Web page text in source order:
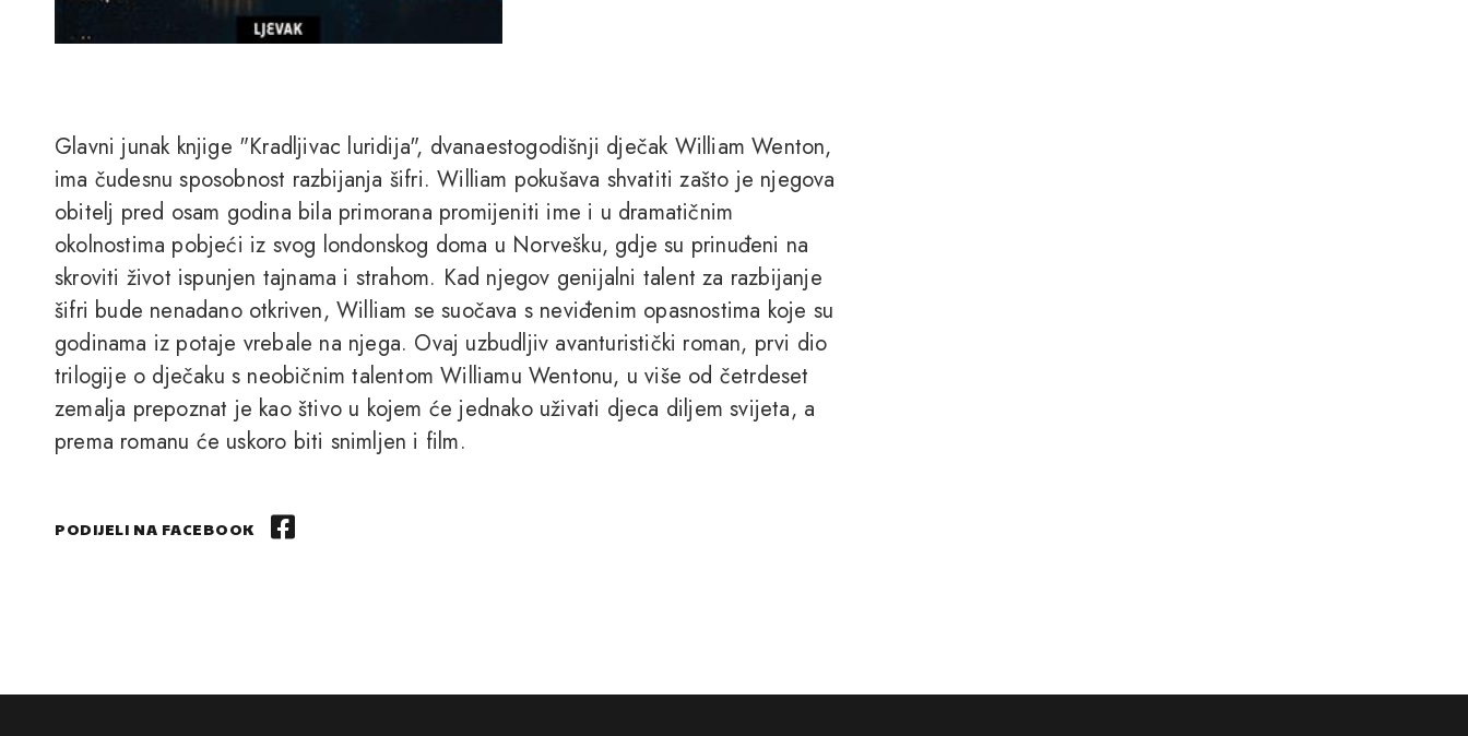
Glavni junak knjige "Kradljivac luridija", dvanaestogodišnji dječak William Wenton,
ima čudesnu sposobnost razbijanja šifri. William pokušava shvatiti zašto je njegova
obitelj pred osam godina bila primorana promijeniti ime i u dramatičnim
okolnostima pobjeći iz svog londonskog doma u Norvešku, gdje su prinuđeni na
skroviti život ispunjen tajnama i strahom. Kad njegov genijalni talent za razbijanje
šifri bude nenadano otkriven, William se suočava s neviđenim opasnostima koje su
godinama iz potaje vrebale na njega. Ovaj uzbudljiv avanturistički roman, prvi dio
trilogije o dječaku s neobičnim talentom Williamu Wentonu, u više od četrdeset
zemalja prepoznat je kao štivo u kojem će jednako uživati djeca diljem svijeta, a
prema romanu će uskoro biti snimljen i film.
PODIJELI NA FACEBOOK